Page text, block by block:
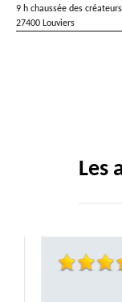
9 h chaussée des créateurs
27400 Louviers
Les